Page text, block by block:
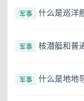
军事 什么是巡洋
军事 核潜艇和普
军事 什么是地地